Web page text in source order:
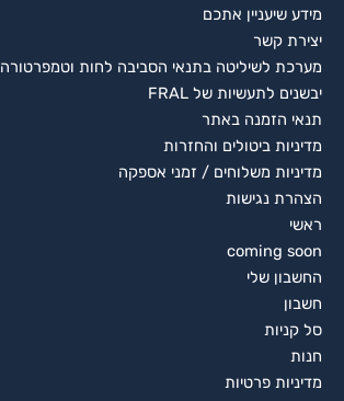
מידע שיעניין אתכם
יצירת קשר
מערכת לשיליטה בתנאי הסביבה לחות וטמפרטורה
יבשנים לתעשיות של FRAL
תנאי הזמנה באתר
מדיניות ביטולים והחזרות
מדיניות משלוחים / זמני אספקה
הצהרת נגישות
ראשי
coming soon
החשבון שלי
חשבון
סל קניות
חנות
מדיניות פרטיות